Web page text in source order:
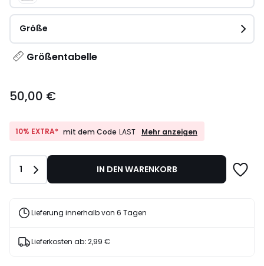
Größe
Größentabelle
€.
50,00 €
10% EXTRA* mit dem Code LAST
10%
Code
LAST
Mehr anzeigen
Anzahl
1 IN DEN WARENKORB
Lieferung innerhalb von 6 Tagen
Lieferkosten ab:2,99 €